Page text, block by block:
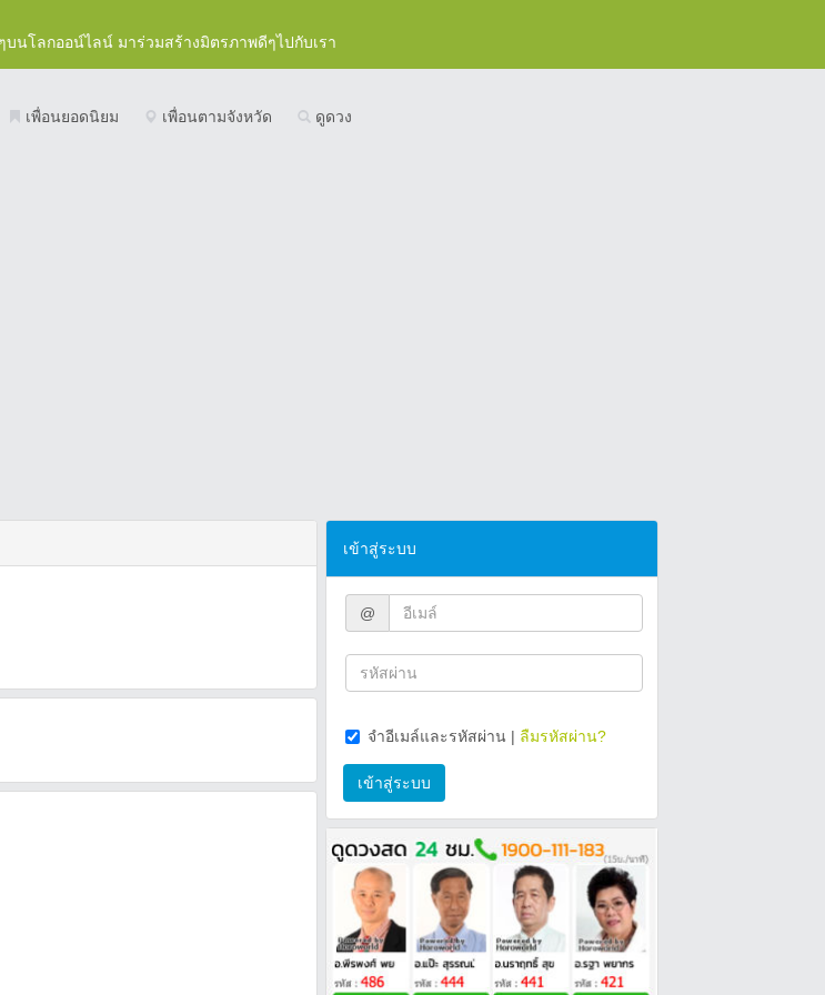
นโลกออน์ไลน์ มาร่วมสร้างมิตรภาพดีๆไปกับเรา
เพื่อนยอดนิยม เพื่อนตามจังหวัด ดูดวง
เข้าสู่ระบบ
@
จำอีเมล์และรหัสผ่าน | ลืมรหัสผ่าน?
เข้าสู่ระบบ